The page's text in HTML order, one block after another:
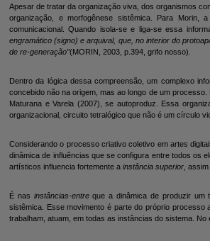
Apesar de tratar da organização viva, dos organismos
organização, e morfogênese sistêmica. Para Morin,
comunicacional. Quando isola-se e liga-se essa
engramático (signo) e arquival, que, no interior do
de re-generação”(MORIN, 2003, p.394, grifo nosso).
Dentro da lógica dessa compreensão, um complexo
concebido não na origem, mas ao longo de um
Maturana e Varela (2007), se autoproduz. Essa
organizacional, circuito tetralógico que não é um círculo
Considerando o processo criativo coletivo em artes
dinâmica de influências que se configura entre todos os
artísticos influencia fortemente a instância superior ,
É nas instâncias-entreque a dinâmica de produzir um
sistêmica. Esse movimento é parte do próprio processo
trabalham, atuam, em todas as instâncias do sistema.